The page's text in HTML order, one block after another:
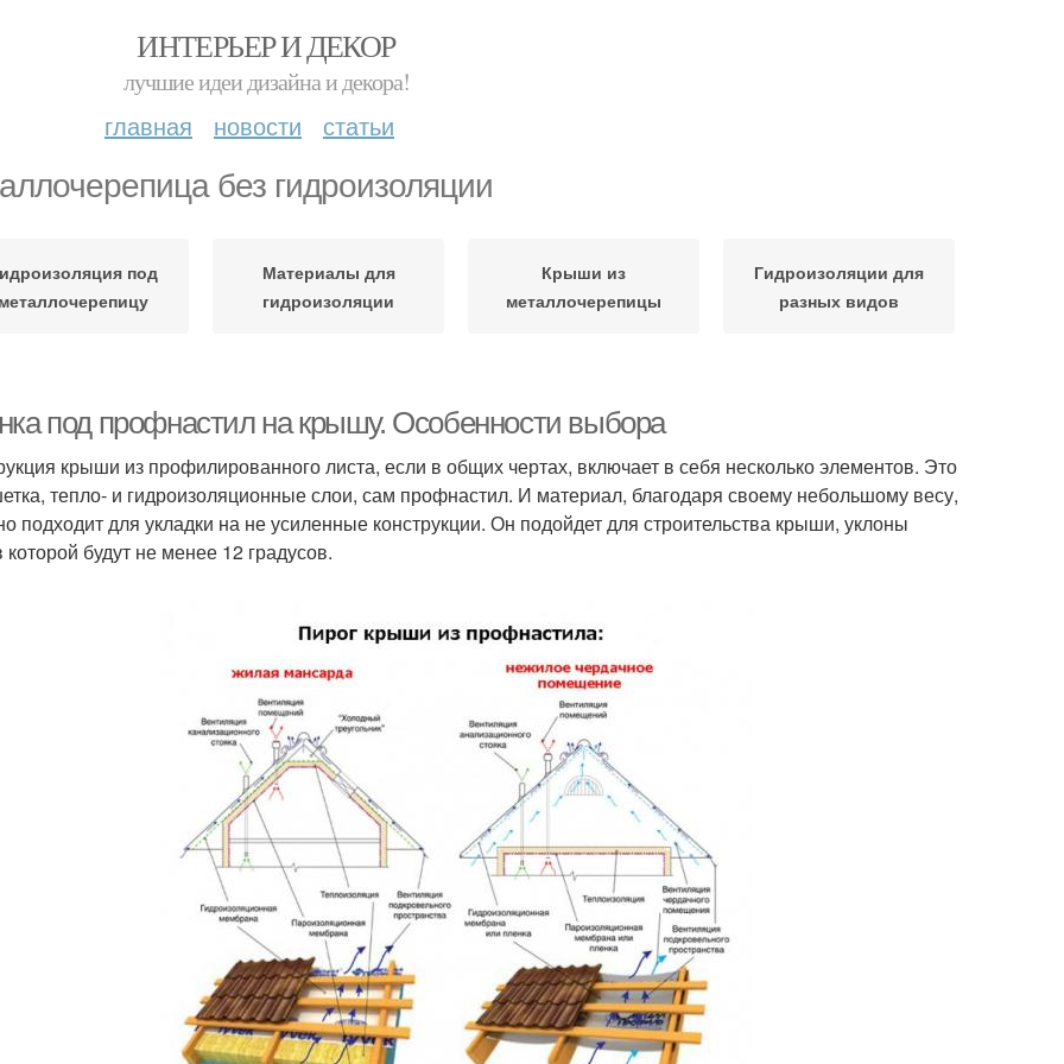
ИНТЕРЬЕР И ДЕКОР
лучшие идеи дизайна и декора!
главная новости статьи
без гидроизоляции
под
металлочерепицу
Материалы для
гидроизоляции
Крыши из
металлочерепицы
Гидроизоляции для
разных видов
под профнастил на крышу. Особенности выбора
крыши из профилированного листа, если в общих чертах, включает в себя несколько элементов. Это
тепло- и гидроизоляционные слои, сам профнастил. И материал, благодаря своему небольшому весу,
подходит для укладки на не усиленные конструкции. Он подойдет для строительства крыши, уклоны
которой будут не менее 12 градусов.